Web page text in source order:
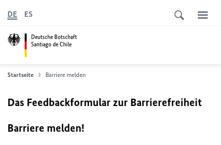
Deutsche Botschaft
Santiago de Chile
DE ES
Startseite Barriere melden
Das Feedbackformular zur Barrierefreiheit
Barriere melden!